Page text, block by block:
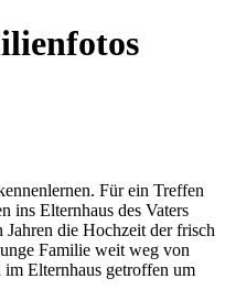
Für ein Treffen
ins Elternhaus des Vaters
die Hochzeit der frisch
Familie weit weg von
Elternhaus getroffen um